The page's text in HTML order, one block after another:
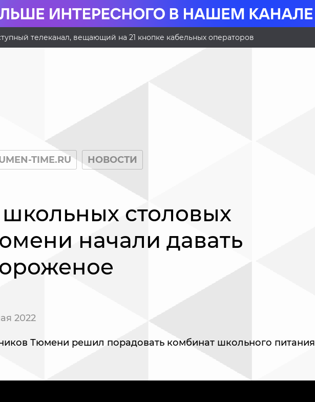
телеканал, вещающий на 21 кнопке кабельных операторов
TIME.RU НОВОСТИ
столовых
начали давать
2022
Тюмени решил порадовать комбинат школьного питания